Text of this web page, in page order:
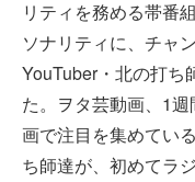
リティを務める帯番
ソナリティに、チャ
YouTuber・北の打ち
た。ヲタ芸動画、1
画で注目を集めてい
ち師達が、初めてラ